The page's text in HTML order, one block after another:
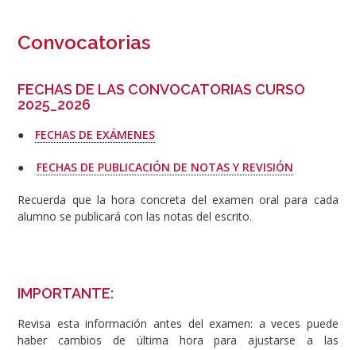
Convocatorias
FECHAS DE LAS CONVOCATORIAS CURSO
2025_2026
● FECHAS DE EXÁMENES
● FECHAS DE PUBLICACIÓN DE NOTAS Y REVISIÓN
Recuerda que la hora concreta del examen oral para cada
alumno se publicará con las notas del escrito.
IMPORTANTE:
Revisa esta información antes del examen: a veces puede
haber cambios de última hora para ajustarse a las